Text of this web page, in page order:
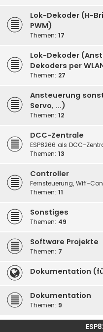
Lok-Dekoder (H-
PWM)
Themen: 17
Lok-Dekoder
Dekoders per
Themen: 27
Ansteuerung
Servo, ...)
Themen: 12
DCC-Zentrale
ESP8266 als DCC-
Themen: 13
Controller
Fernsteuerung, Wifi-
Themen: 11
Sonstiges
Themen: 49
Software Projekte
Themen: 7
Dokumentation
Dokumentation
Themen: 9